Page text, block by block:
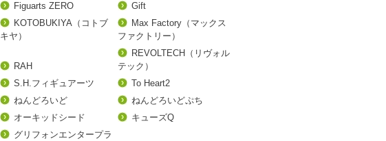
Figuarts ZERO
Gift
KOTOBUKIYA（コトブ
キヤ）
Max Factory（マックス
ファクトリー）
RAH
REVOLTECH（リヴォル
テック）
S.H.フィギュアーツ
To Heart2
ねんどろいど
ねんどろいどぷち
オーキッドシード
キューズQ
グリフォンエンタープラ